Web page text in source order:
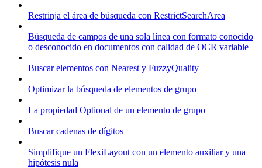
Restrinja el área de búsqueda con RestrictSearchArea
Búsqueda de campos de una sola línea con formato conocido
o desconocido en documentos con calidad de OCR variable
Buscar elementos con Nearest y FuzzyQuality
Optimizar la búsqueda de elementos de grupo
La propiedad Optional de un elemento de grupo
Buscar cadenas de dígitos
Simplifique un FlexiLayout con un elemento auxiliar y una
hipótesis nula